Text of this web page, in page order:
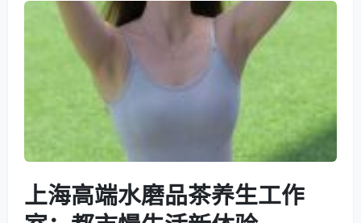
上海高端水磨品茶养生工作